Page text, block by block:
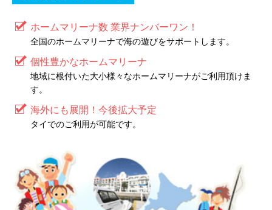
ホームマリーナ数 業界ナンバーワン！
全国のホームマリーナで海の遊びをサポートします。
個性豊かなホームマリーナ
地域に根付いた大小様々なホームマリーナがご利用頂けま
す。
海外にも展開！今後拡大予定
タイでのご利用が可能です。